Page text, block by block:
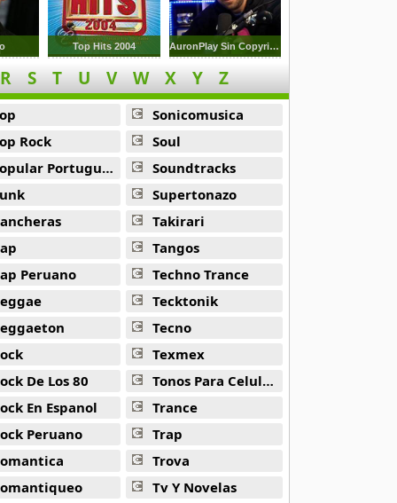
Top Hits 2004 AuronPlay Sin Copyright
R S T U V W X Y Z
Rock
Portuguesa
Peruano
De Los 80
En Espanol
Peruano
Sonicomusica
Soul
Soundtracks
Supertonazo
Takirari
Tangos
Techno Trance
Tecktonik
Tecno
Texmex
Tonos Para Celulares
Trance
Trap
Trova
Tv Y Novelas